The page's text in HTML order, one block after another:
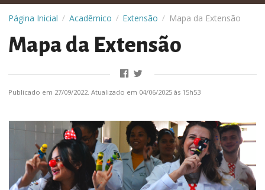
Página Inicial / Acadêmico / Extensão / Mapa da Extensão
Mapa da Extensão
Publicado em 27/09/2022. Atualizado em 04/06/2025 às 15h53